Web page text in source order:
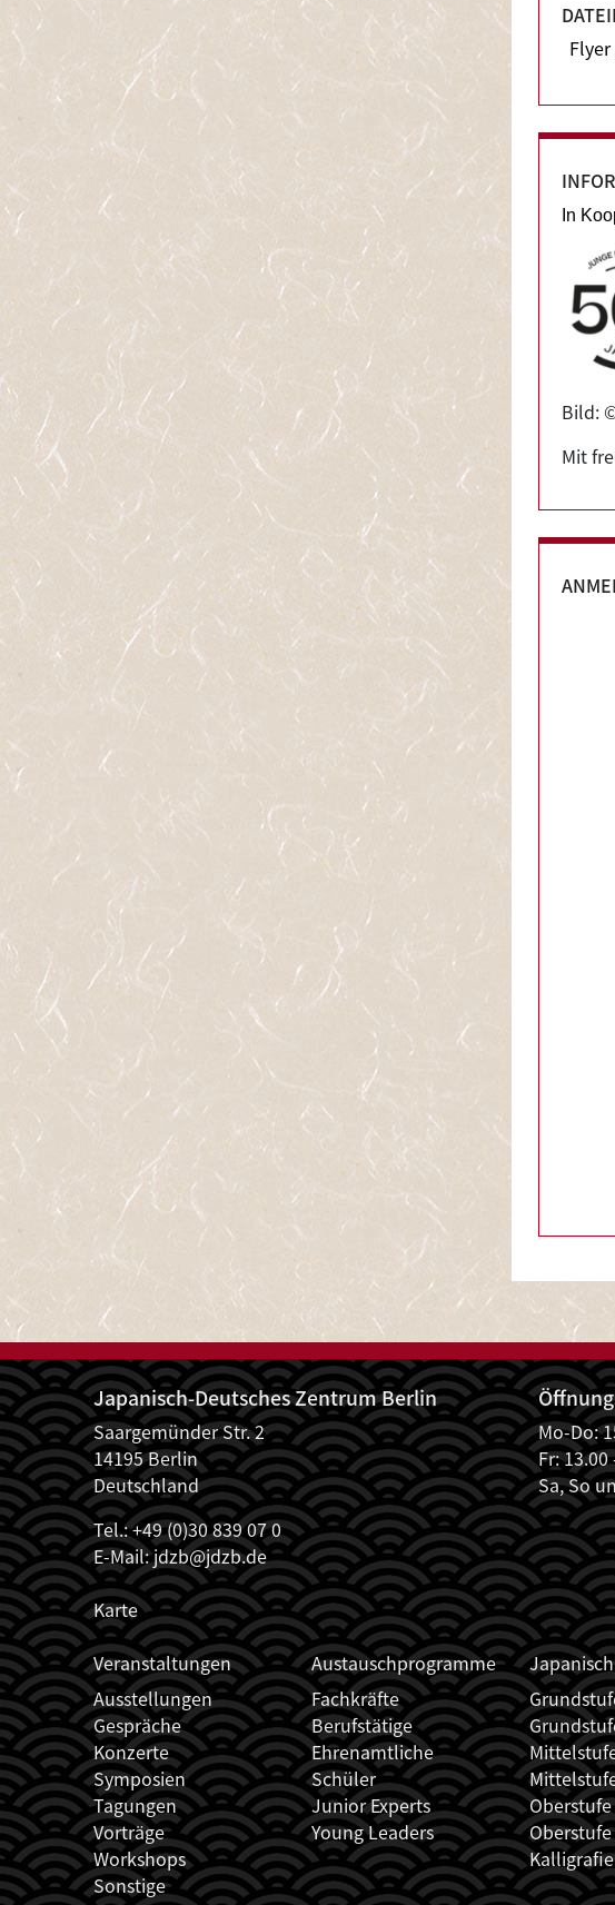
Flyer
In
Image
Bild:
Mit
Japanisch-Deutsches Zentrum Berlin
Saargemünder Str. 2
14195 Berlin
Deutschland
Tel.: +49 (0)30 839 07 0
E-Mail:jdzb@jdzb.de
Karte
Mo-Do:
Fr:
Sa, So
JDZB_FUSSZEILENMENÜ
Veranstaltungen
Ausstellungen
Gespräche
Konzerte
Symposien
Tagungen
Vorträge
Workshops
Sonstige
Austauschprogramme
Fachkräfte
Berufstätige
Ehrenamtliche
Schüler
Junior Experts
Young Leaders